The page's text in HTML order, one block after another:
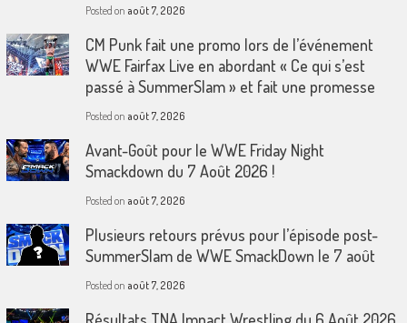
Posted on août 7, 2026
CM Punk fait une promo lors de l’événement
WWE Fairfax Live en abordant « Ce qui s’est
passé à SummerSlam » et fait une promesse
Posted on août 7, 2026
Avant-Goût pour le WWE Friday Night
Smackdown du 7 Août 2026 !
Posted on août 7, 2026
Plusieurs retours prévus pour l’épisode post-
SummerSlam de WWE SmackDown le 7 août
Posted on août 7, 2026
Résultats TNA Impact Wrestling du 6 Août 2026